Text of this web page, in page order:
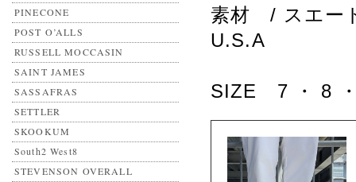
PINECONE
POST O’ALLS
RUSSELL MOCCASIN
SAINT JAMES
SASSAFRAS
SETTLER
SKOOKUM
South2 West8
STEVENSON OVERALL
素材 / スエ
U.S.A
SIZE 7 ・ 8